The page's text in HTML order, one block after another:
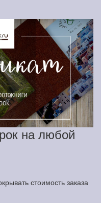
на любой
стоимость заказа